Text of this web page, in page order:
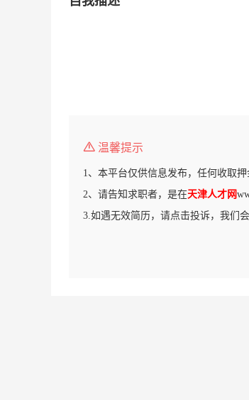
温馨提示
1、本平台仅供信息发布，任何收取
2、请告知求职者，是在天津人才网
3.如遇无效简历，请点击投诉，我们